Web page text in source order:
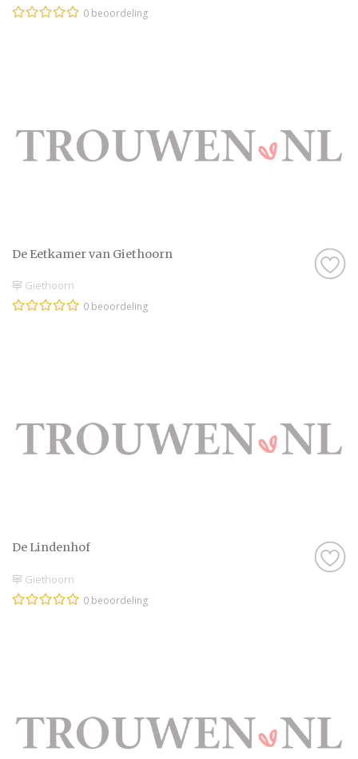
0 beoordeling
De Eetkamer van Giethoorn
Giethoorn
0 beoordeling
De Lindenhof
Giethoorn
0 beoordeling